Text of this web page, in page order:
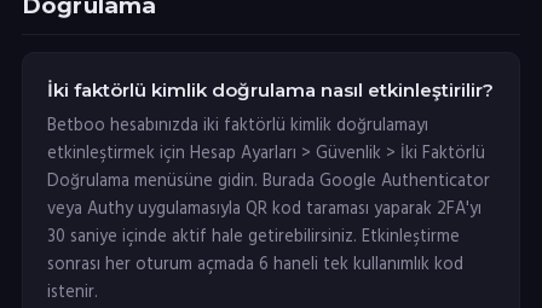
İki faktörlü kimlik doğrulama nasıl etkinleştirilir?
Betboo hesabınızda iki faktörlü kimlik doğrulamayı
etkinleştirmek için Hesap Ayarları > Güvenlik > İki Faktörlü
Doğrulama menüsüne gidin. Burada Google Authenticator
veya Authy uygulamasıyla QR kod taraması yaparak 2FA'yı
30 saniye içinde aktif hale getirebilirsiniz. Etkinleştirme
sonrası her oturum açmada 6 haneli tek kullanımlık kod
istenir.